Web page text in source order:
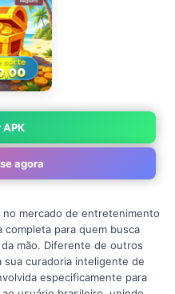
APK
agora
mercado de entretenimento
para quem busca
mão. Diferente de outros
curadoria inteligente de
especificamente para